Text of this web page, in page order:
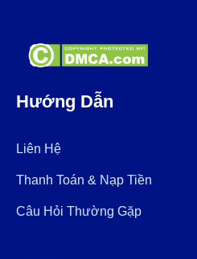
Hướng Dẫn
Liên Hệ
Thanh Toán & Nạp Tiền
Câu Hỏi Thường Gặp